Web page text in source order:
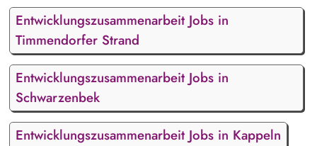
Entwicklungszusammenarbeit Jobs in
Timmendorfer Strand
Entwicklungszusammenarbeit Jobs in
Schwarzenbek
Entwicklungszusammenarbeit Jobs in Kappeln